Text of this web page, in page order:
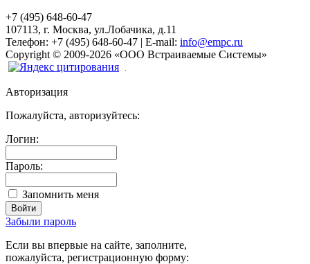
+7 (495) 648-60-47
107113, г. Москва, ул.Лобачика, д.11
Телефон: +7 (495) 648-60-47 | E-mail: info@empc.ru
Copyright © 2009-2026 «ООО Встраиваемые Системы»
Авторизация
Пожалуйста, авторизуйтесь:
Логин:
Пароль:
Запомнить меня
Забыли пароль
Если вы впервые на сайте, заполните,
пожалуйста, регистрационную форму: